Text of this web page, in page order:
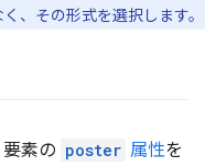
、その形式を選択します。
要素の poster 属性を